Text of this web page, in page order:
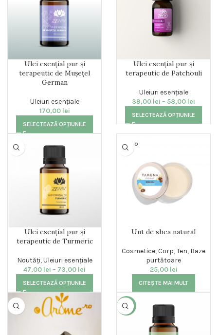
Ulei esențial pur și
terapeutic de Mușețel
German
Uleiuri esențiale
170,00 lei
SELECTEAZĂ OPȚIUNILE
Ulei esențial pur și
terapeutic de Patchouli
Uleiuri esențiale
39,00 lei – 58,00 lei
SELECTEAZĂ OPȚIUNILE
Ulei esențial pur și
terapeutic de Turmeric
Noutăți,Uleiuri esențiale
47,00 lei – 73,00 lei
SELECTEAZĂ OPȚIUNILE
SOLD O
UT
Unt de shea natural
Cosmetice,Corp,Ten, Baze
purtătoare
25,00 lei
CITEȘTE MAI MULT
-9%